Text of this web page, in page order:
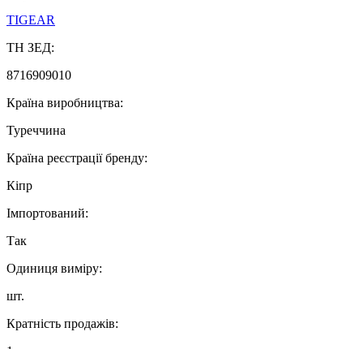
TIGEAR
ТН ЗЕД:
8716909010
Країна виробництва:
Туреччина
Країна реєстрації бренду:
Кіпр
Імпортований:
Так
Одиниця виміру:
шт.
Кратність продажів: